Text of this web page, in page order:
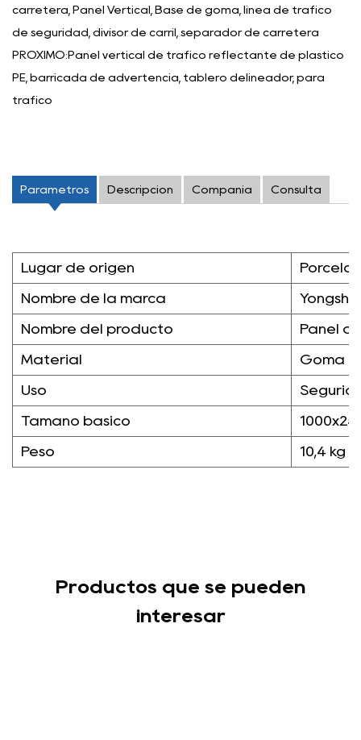
carretera, Panel Vertical, Base de goma, línea de tráfico
de seguridad, divisor de carril, separador de carretera
PRÓXIMO:Panel vertical de tráfico reflectante de plástico
PE, barricada de advertencia, tablero delineador, para
tráfico
Parámetros Descripción Compañía Consulta
Lugar de origen
Nombre de la marca
Nombre del producto Panel
Material Goma
Uso
Tamaño básico
Peso 10,4 kg
Productos que se pueden
interesar